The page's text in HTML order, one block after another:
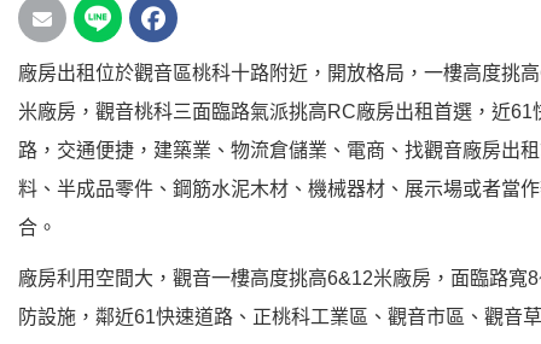
廠房出租位於觀音區桃科十路附近，開放格局，一樓高度挑
米廠房，觀音桃科三面臨路氣派挑高RC廠房出租首選，近61
路，交通便捷，建築業、物流倉儲業、電商、找觀音廠房出
料、半成品零件、鋼筋水泥木材、機械器材、展示場或者當
合。
廠房利用空間大，觀音一樓高度挑高6&12米廠房，面臨路寬
防設施，鄰近61快速道路、正桃科工業區、觀音市區、觀音